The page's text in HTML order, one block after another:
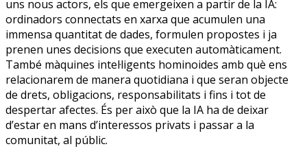
uns nous actors, els que emergeixen a partir de la IA:
ordinadors connectats en xarxa que acumulen una
immensa quantitat de dades, formulen propostes i ja
prenen unes decisions que executen automàticament.
També màquines intel·ligents hominoides amb què ens
relacionarem de manera quotidiana i que seran objecte
de drets, obligacions, responsabilitats i fins i tot de
despertar afectes. És per això que la IA ha de deixar
d’estar en mans d’interessos privats i passar a la
comunitat, al públic.